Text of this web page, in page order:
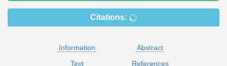
Citations:
Information
Abstract
Text
References